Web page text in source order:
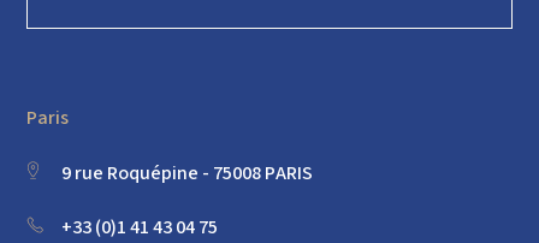
Paris
9 rue Roquépine - 75008 PARIS
+33 (0)1 41 43 04 75